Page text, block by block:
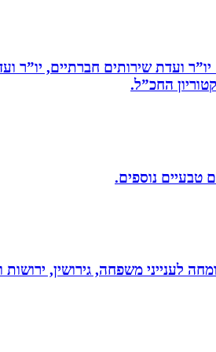
ועדת שירותים חברתיים, יו”ר
החכ”ל.
טבעיים נוספים.
ירושות וצוואות מעל 15 שנים. בעל תואר שני